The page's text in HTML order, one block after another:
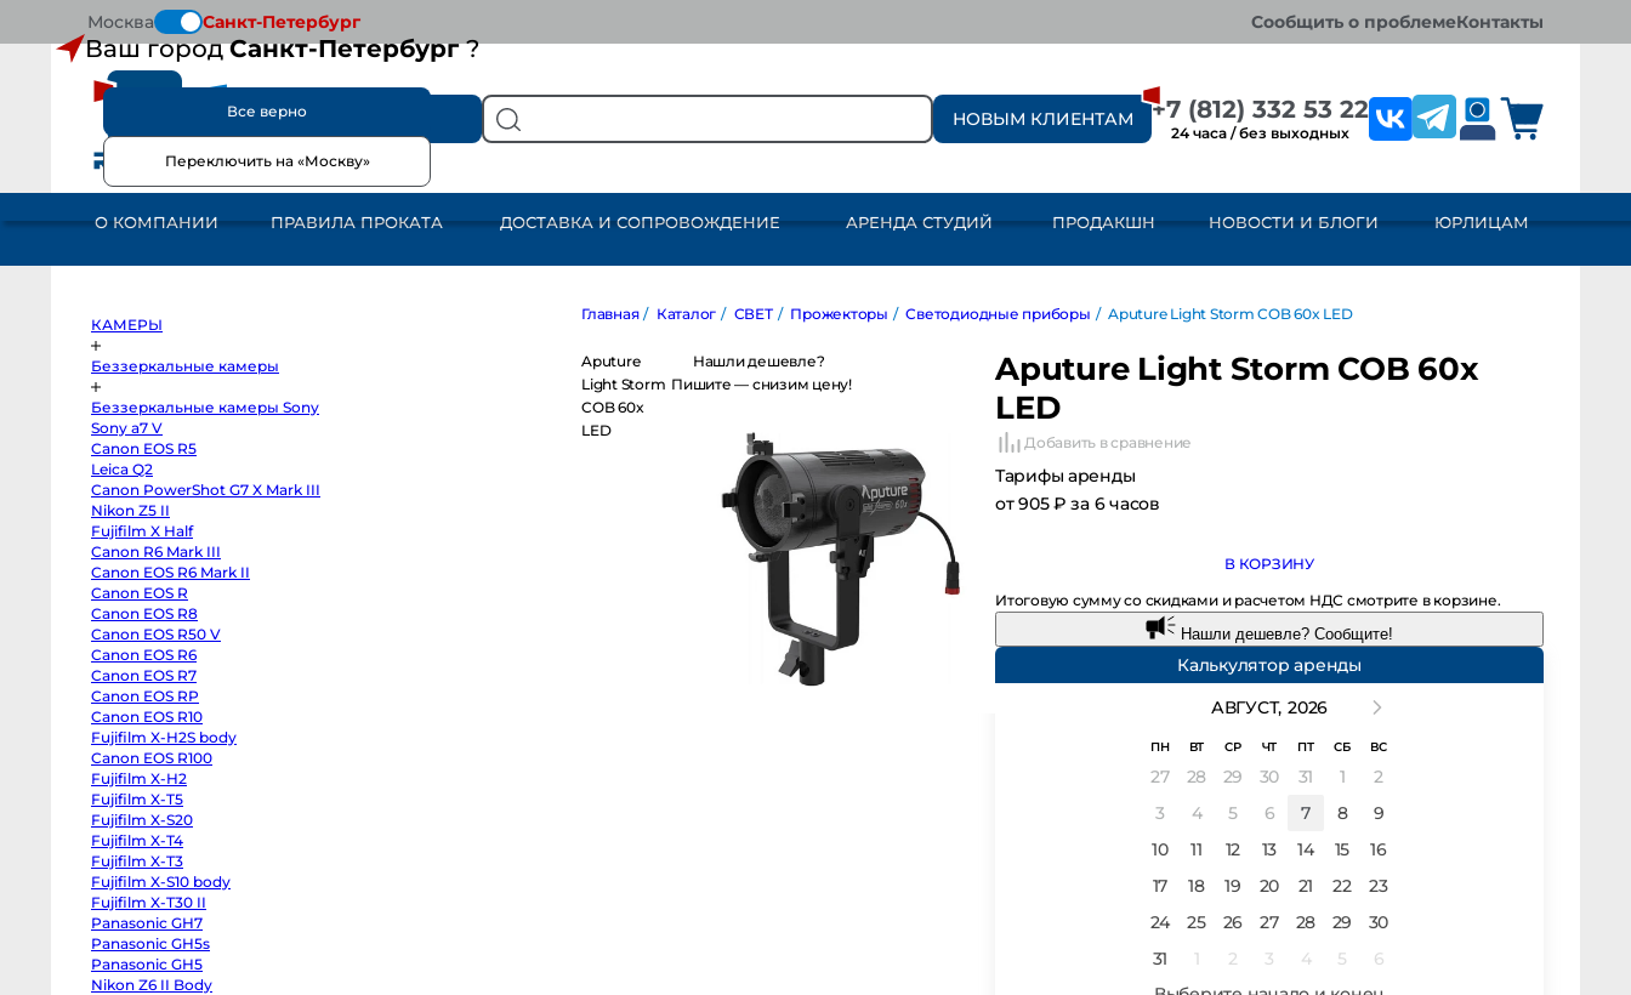
Москва Санкт-Петербург
Ваш городСанкт-Петербург?
Все верно
Переключить на «Москву»
сообщить о проблеме контакты
КАМЕРЫ
Беззеркальные
Беззеркальные
Sony
Leica
Q2
PowerShot
Nikon
Z5
НОВЫМ КЛИЕНТАМ +7 (812) 332 53 22
24 часа / без выходных
О КОМПАНИИ ПРАВИЛА ПРОКАТА ДОСТАВКА И СОПРОВОЖДЕНИЕ АРЕНДА СТУДИЙ ПРОДАКШН НОВОСТИ И БЛОГИ ЮРЛИЦАМ
КАМЕРЫ
Беззеркальные камеры
Беззеркальные камеры Sony
Sony a7 V
Canon EOS R5
Leica Q2
Canon PowerShot G7 X Mark III
Nikon Z5 II
Fujifilm X Half
Canon R6 Mark III
Canon EOS R6 Mark II
Canon EOS R
Canon EOS R8
Canon EOS R50 V
Canon EOS R6
Canon EOS R7
Canon EOS RP
Canon EOS R10
Fujifilm X-H2S body
Canon EOS R100
Fujifilm X-H2
Fujifilm X-T5
Fujifilm X-S20
Fujifilm X-T4
Fujifilm X-T3
Fujifilm X-S10 body
Fujifilm X-T30 II
Panasonic GH7
Panasonic GH5s
Panasonic GH5
Nikon Z6 II Body
Главная / Каталог / СВЕТ / Прожекторы / Светодиодные приборы / Aputure Light Storm COB 60x LED
Aputure Light
Storm COB 60x
LED
Нашли дешевле?
Пишите — снизим цену!
Aputure Light Storm COB 60x
LED
Добавить в сравнение
Тарифы аренды
от 905 ₽ за 6 часов
В КОРЗИНУ
Итоговую сумму со скидками и расчетом НДС смотрите в корзине.
Нашли дешевле? Сообщите!
Калькулятор аренды
АВГУСТ, 2026
ПН ВТ СР ЧТ ПТ СБ ВС
27 28 29 30 31 1
2
3
4 5 6 7 8
9
10
11 12 13 14 15
16
17
18 19 20 21 22
23
24
25 26 27 28 29
30
31
1 2 3 4 5 6